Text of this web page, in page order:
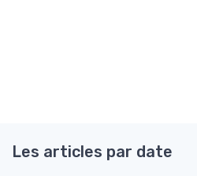
Les articles par date